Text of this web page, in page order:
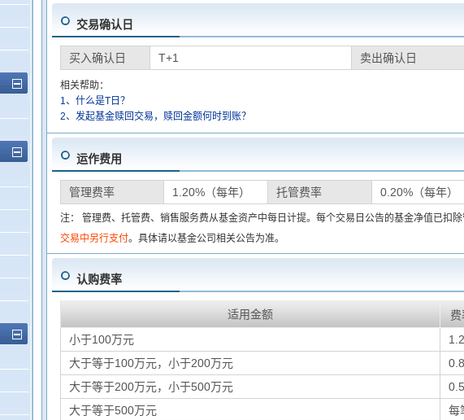
交易确认日
买入确认日 T+1 卖出确认日
相关帮助：
1、什么是T日？
2、发起基金赎回交易，赎回金额何时到账？
运作费用
管理费率 1.20%（每年） 托管费率 0.20%（每年）
注： 管理费、托管费、销售服务费从基金资产中每日计提。每个交易日公告的基金净值已扣除
交易中另行支付。具体请以基金公司相关公告为准。
认购费率
适用金额
费
小于100万元
大于等于100万元，小于200万元
大于等于200万元，小于500万元
大于等于500万元
每